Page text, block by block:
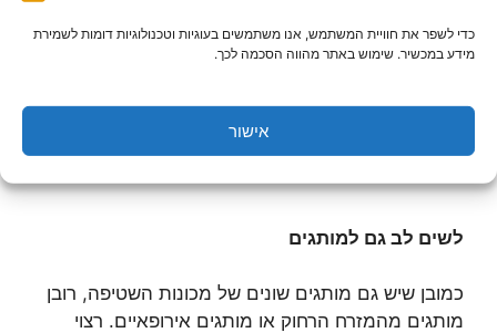
כדי לשפר את חוויית המשתמש, אנו משתמשים בעוגיות וטכנולוגיות דומות לשמירת
מידע במכשיר. שימוש באתר מהווה הסכמה לכך.
אישור
שלכם, תדירות הניקיון וכיו"ב. צריכה בזבזנית
יותר) חיונית למי ששוטף באופן קבוע.
לשים לב גם למותגים
כמובן שיש גם מותגים שונים של מכונות השטיפה, רובן
מותגים מהמזרח הרחוק או מותגים אירופאיים. רצוי